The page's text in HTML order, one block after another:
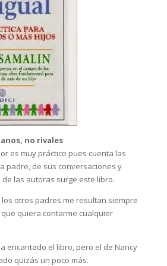
no rivales
es muy práctico pues cuenta las
padre, de sus conversaciones y
las autoras surge este libro.
otros padres me resultan siempre
quiera contarme cualquier
encantado el libro, pero el de Nancy
quizás un poco más.